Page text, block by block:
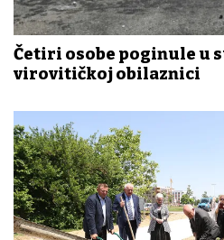
Četiri osobe poginule u
virovitičkoj obilaznici